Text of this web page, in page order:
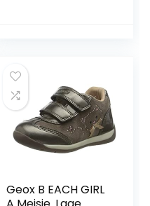
Geox B EACH GIRL